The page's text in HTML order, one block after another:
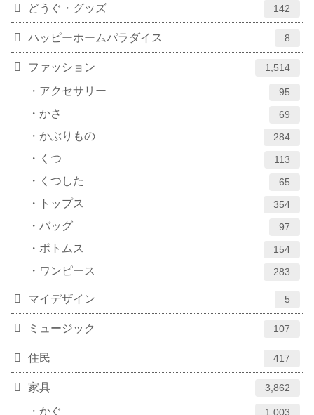
どうぐ・グッズ 142
ハッピーホームパラダイス 8
ファッション 1,514
アクセサリー 95
かさ 69
かぶりもの 284
くつ 113
くつした 65
トップス 354
バッグ 97
ボトムス 154
ワンピース 283
マイデザイン 5
ミュージック 107
住民 417
家具 3,862
かぐ 1,003